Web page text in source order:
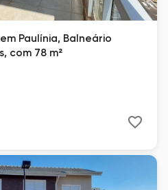
Paulínia, Balneário
com 78 m²